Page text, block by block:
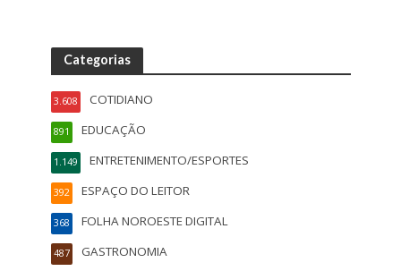
Categorias
COTIDIANO
3.608
EDUCAÇÃO
891
ENTRETENIMENTO/ESPORTES
1.149
ESPAÇO DO LEITOR
392
FOLHA NOROESTE DIGITAL
368
GASTRONOMIA
487